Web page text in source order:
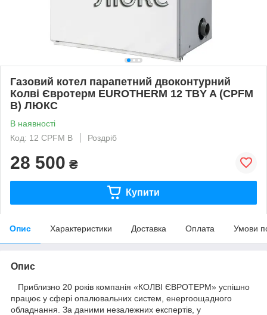
Газовий котел парапетний двоконтурний
Колві Євротерм EUROTHERM 12 TBY A (CPFM
B) ЛЮКС
В наявності
Код: 12 CPFM B
Роздріб
28 500 ₴
Купити
Опис Характеристики Доставка Оплата Умови
Опис
Приблизно 20 років компанія «КОЛВІ ЄВРОТЕРМ» успішно
працює у сфері опалювальних систем, енергоощадного
обладнання. За даними незалежних експертів, у